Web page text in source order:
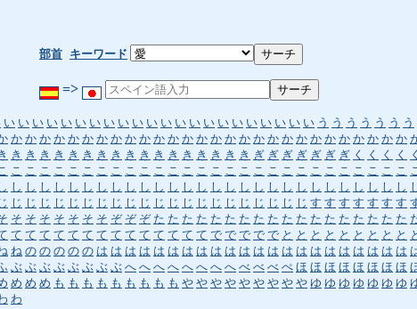
部首 キーワード
=>
い い い い い い い い い い い い い い い い い い い い い い う う う う う う う
か か か か か か か か か か か か か か か か か か か か か か か か か か か か
き き き き き き き き き き き き き き き き き ぎ ぎ ぎ ぎ ぎ ぎ ぎ く く く く
こ こ こ こ こ こ こ こ こ こ こ こ こ こ こ こ こ こ こ こ こ こ こ こ こ こ こ こ こ
し し し し し し し し し し し し し し し し し し し し し し し し し し し し
じ じ じ じ じ じ じ じ じ じ じ じ じ じ じ じ じ じ じ じ じ じ す す す す す す す
そ そ そ そ そ そ そ ぞ ぞ ぞ た た た た た た た た た た た た た た た た た た
て て て て て て て て て て て て て て で で で で で と と と と と と と と と
ね の の の の の は は は は は は は は は は は は は は は は は は は は は は
ぶ ぶ ぶ ぶ ぶ ぶ ぶ ぶ へ へ へ へ へ へ へ へ べ べ べ ぺ ほ ほ ほ ほ ほ ほ ほ ほ
め め め も も も も も も も も も や や や や や や や や や ゆ ゆ ゆ ゆ ゆ ゆ ゆ
わ